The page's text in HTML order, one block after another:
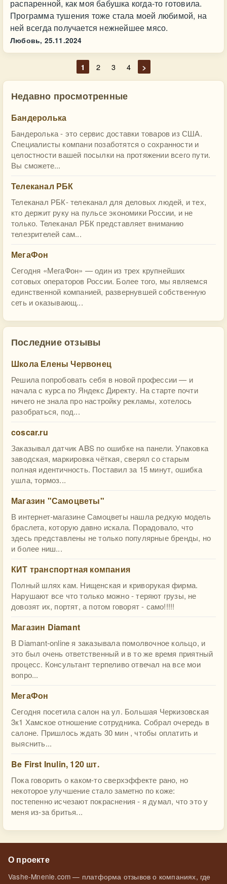
распаренной, как моя бабушка когда-то готовила.
Программа тушения тоже стала моей любимой, на
ней всегда получается нежнейшее мясо.
Любовь, 25.11.2024
1 2 3 4 >
Недавно просмотренные
Бандеролька
Бандеролька - это сервис доставки товаров из США.
Специалисты компани позаботятся о сохранности и
целостности вашей посылки на протяжении всего пути.
Вы сможете...
Телеканал РБК
Телеканал РБК- телеканал для деловых людей, и тех,
кто держит руку на пульсе экономики России, и не
только. Телеканал РБК представляет вниманию
телезрителей сам...
МегаФон
Сегодня «МегаФон» — один из трех крупнейших
сотовых операторов России. Более того, мы являемся
единственной компанией, развернувшей собственную
сеть и оказывающ...
Последние отзывы
Школа Елены Червонец
Решила попробовать себя в новой профессии — и
начала с курса по Яндекс Директу. На старте почти
ничего не знала про настройку рекламы, хотелось
разобраться, под...
coscar.ru
Заказывал датчик ABS по ошибке на панели. Упаковка
заводская, маркировка чёткая, сверял со старым
полная идентичность. Поставил за 15 минут, ошибка
ушла, тормоз...
Магазин "Самоцветы"
В интернет‑магазине Самоцветы нашла редкую модель
браслета, которую давно искала. Порадовало, что
здесь представлены не только популярные бренды, но
и более ниш...
КИТ транспортная компания
Полный шлях кам. Нищенская и криворукая фирма.
Нарушают все что только можно - теряют грузы, не
довозят их, портят, а потом говорят - само!!!!!
Магазин Diamant
В Diamant-online я заказывала помолвочное кольцо, и
это был очень ответственный и в то же время приятный
процесс. Консультант терпеливо отвечал на все мои
вопро...
МегаФон
Сегодня посетила салон на ул. Большая Черкизовская
3к1 Хамское отношение сотрудника. Собрал очередь в
салоне. Пришлось ждать 30 мин , чтобы оплатить и
выяснить...
Be First Inulin, 120 шт.
Пока говорить о каком-то сверхэффекте рано, но
некоторое улучшение стало заметно по коже:
постепенно исчезают покраснения - я думал, что это у
меня из-за бритья...
О проекте
Vashe-Mnenie.com — платформа отзывов о компаниях, где